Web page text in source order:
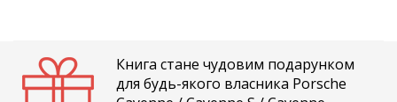
Книга стане чудовим подарунком
для будь-якого власника Porsche